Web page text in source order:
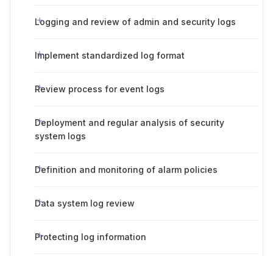
Logging and review of admin and security logs
Implement standardized log format
Review process for event logs
Deployment and regular analysis of security
system logs
Definition and monitoring of alarm policies
Data system log review
Protecting log information